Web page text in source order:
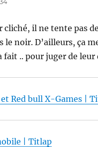
cliché, il ne tente pas
le noir. D’ailleurs, ça
fait .. pour juger de
et Red bull X-Games |
| Titlap